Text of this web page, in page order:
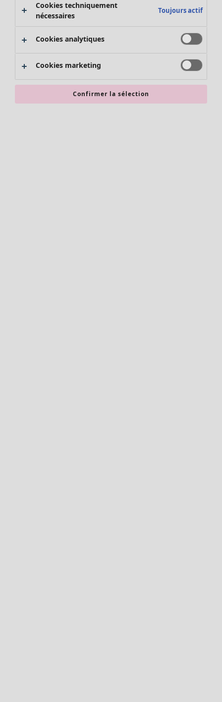
Promos SOLDES
Les promos de Gudrun Sjödén
Nouvel arrivage
Bonnes affaires en soldes - jusqu'à -70
Cookies techniquement
nécessaires
Toujours actif
Cookies analytiques
Cookies marketing
Confirmer la sélection